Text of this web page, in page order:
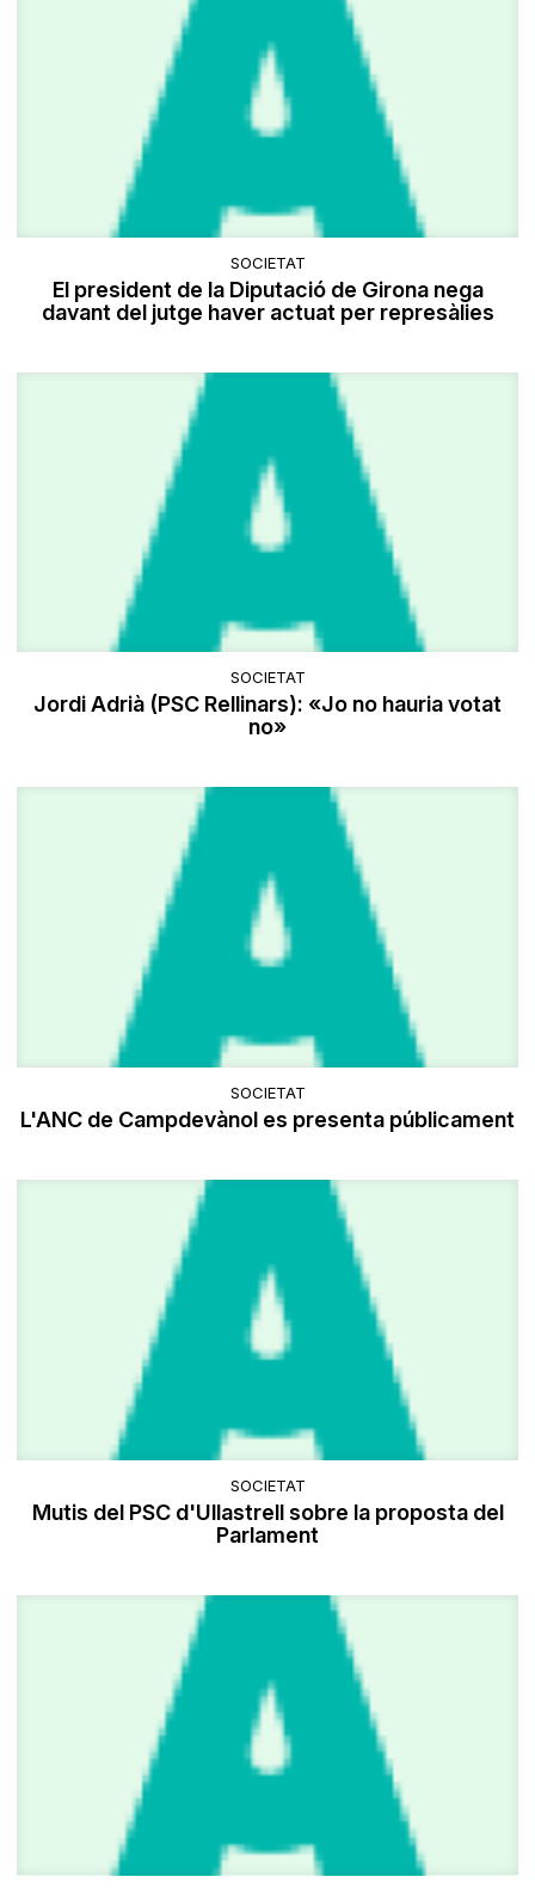
SOCIETAT
El president de la Diputació de Girona nega
davant del jutge haver actuat per represàlies
SOCIETAT
Jordi Adrià (PSC Rellinars): «Jo no hauria votat
no»
SOCIETAT
L'ANC de Campdevànol es presenta públicament
SOCIETAT
Mutis del PSC d'Ullastrell sobre la proposta del
Parlament